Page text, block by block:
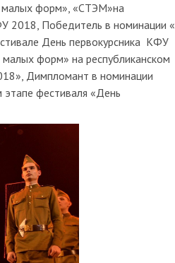
малых форм», «СТЭМ»на
2018, Победитель в номинации «
День первокурсника КФУ
форм» на республиканском
Димпломант в номинации
фестиваля «День